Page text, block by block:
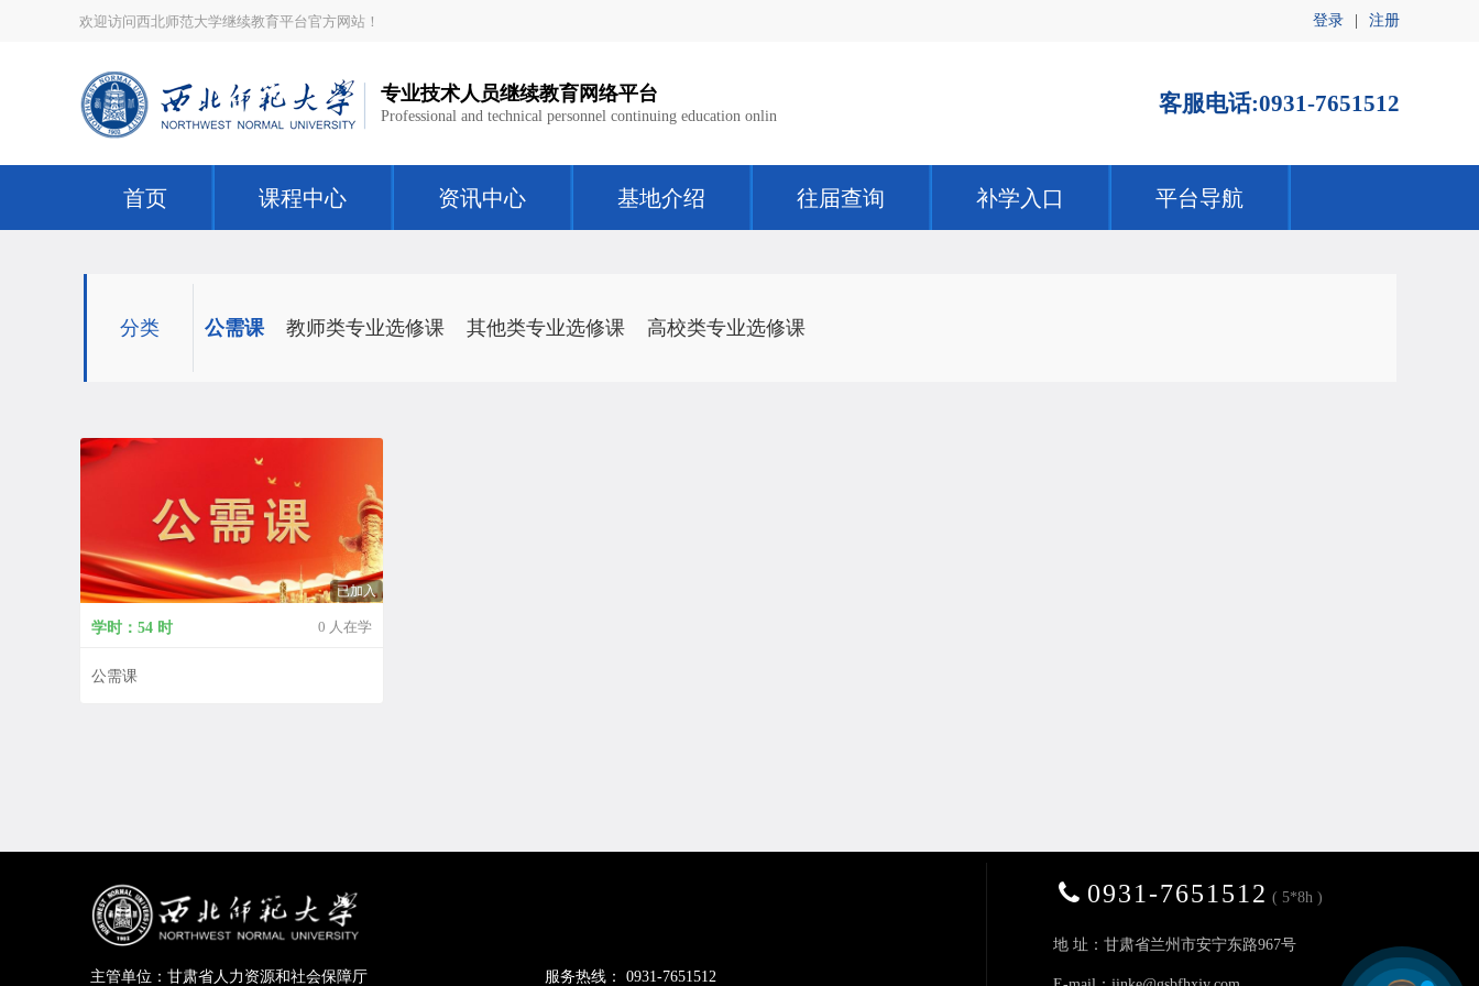
欢迎访问西北师范大学继续教育平台官方网站！ 登录 注册
专业技术人员继续教育网络平台
Professional and technical personnel continuing education onlin 客服电话:0931-7651512
首页 课程中心 资讯中心 基地介绍 往届查询 补学入口 平台导航
分类 公需课 教师类专业选修课 其他类专业选修课 高校类专业选修课
已加入
0 人在学
学时：54 时
公需课
主管单位：甘肃省人力资源和社会保障厅 服务热线： 0931-7651512
0931-7651512 ( 5*8h )
地 址：甘肃省兰州市安宁东路967号